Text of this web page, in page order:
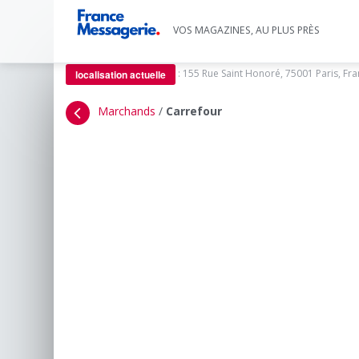
VOS MAGAZINES, AU PLUS PRÈS
localisation actuelle : 155 Rue Saint Honoré, 75001 Paris,
Marchands / Carrefour